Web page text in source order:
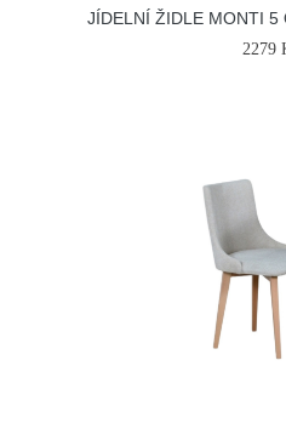
JÍDELNÍ ŽIDLE MONTI 5
2279